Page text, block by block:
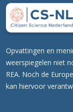
Opvattingen en
weerspiegelen niet
REA. Noch de
kan hiervoor